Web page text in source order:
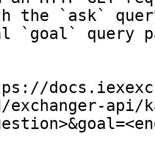
the `ask`
`goal` query
exchanger-api/